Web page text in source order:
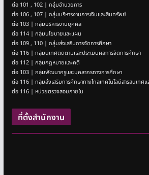
ต่อ 101 , 102 | กลุ่มอำนวยการ
ต่อ 106 , 107 | กลุ่มบริหารงานการเงินและสินทรัพย์
ต่อ 103 | กลุ่มบริหารงานบุคคล
ต่อ 114 | กลุ่มนโยบายและแผน
ต่อ 109 , 110 | กลุ่มส่งเสริมการจัดการศึกษา
ต่อ 116 | กลุ่มนิเทศติดตามและประเมินผลการจัดการศึกษา
ต่อ 112 | กลุ่มกฎหมายและคดี
ต่อ 103 | กลุ่มพัฒนาครูและบุคลากรทางการศึกษา
ต่อ 116 | กลุ่มส่งเสริมการศึกษาทางไกลเทคโนโลยีสารสนเทศแ
ต่อ 116 | หน่วยตรวจสอบภายใน
ที่ตั้งสำนักงาน